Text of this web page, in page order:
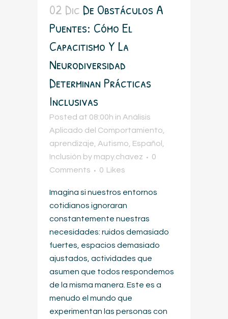
02 Dic De Obstáculos A
Puentes: Cómo El
Capacitismo Y La
Neurodiversidad
Determinan Prácticas
Inclusivas
Posted at 08:00h in Análisis
Aplicado del Comportamiento
aprendizaje Autismo Español
Inclusión by mapy.chavez
0
Comments
0 Likes
Imagina si nuestros entornos
cotidianos ignoraran
constantemente nuestras
necesidades: ruidos demasiado
fuertes, espacios demasiado
ajustados, actividades que
asumen que todos respondemos
de la misma manera. Este es a
menudo el mundo que
experimentan las personas con